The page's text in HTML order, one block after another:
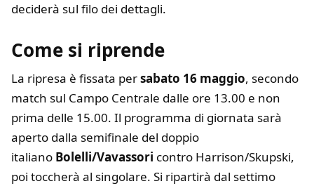
deciderà sul filo dei dettagli.
Come si riprende
La ripresa è fissata persabato 16 maggio, secondo
match sul Campo Centrale dalle ore 13.00 e non
prima delle 15.00. Il programma di giornata sarà
aperto dalla semifinale del doppio
italiano Bolelli/Vavassori contro Harrison/Skupski,
poi toccherà al singolare. Si ripartirà dal settimo